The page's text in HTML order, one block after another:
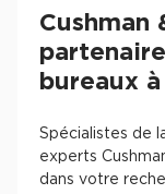
Cushman
bureaux
Spécialistes de
experts
dans votre